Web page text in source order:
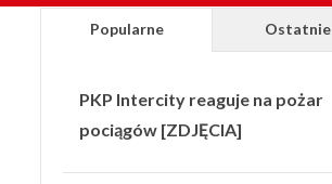
Popularne Ostatnie
PKP Intercity reaguje na pożar
pociągów [ZDJĘCIA]